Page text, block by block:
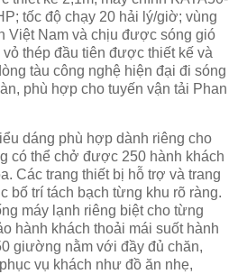
tốc độ chạy 20 hải lý/giờ; vùng
Việt Nam và chịu được sóng gió
thép đầu tiên được thiết kế và
tàu công nghệ hiện đại đi sóng
phù hợp cho tuyến vận tải Phan
dáng phù hợp dành riêng cho
có thể chở được 250 hành khách
Các trang thiết bị hỗ trợ và trang
bố trí tách bạch từng khu rõ ràng.
máy lạnh riêng biệt cho từng
hành khách thoải mái suốt hành
giường nằm với đầy đủ chăn,
vụ khách như đồ ăn nhẹ,